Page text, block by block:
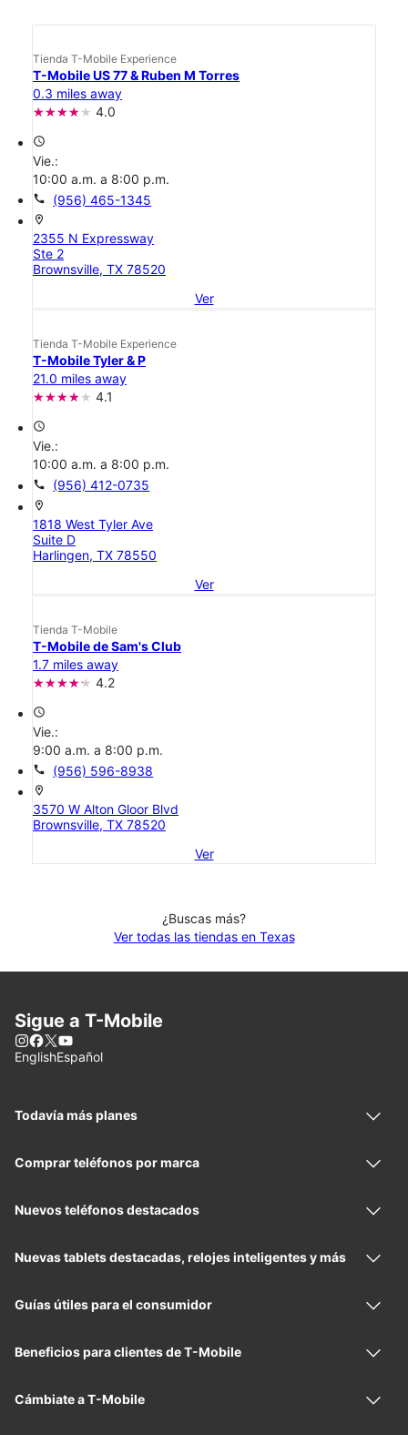
Tienda T-Mobile Experience
T-Mobile US 77 & Ruben M Torres
0.3 miles away
4.0
access_time
Vie.:
10:00 a.m. a 8:00 p.m.
call (956) 465-1345
location_on
2355 N Expressway
Ste 2
Brownsville, TX 78520
Ver
Tienda T-Mobile Experience
T-Mobile Tyler & P
21.0 miles away
4.1
access_time
Vie.:
10:00 a.m. a 8:00 p.m.
call (956) 412-0735
location_on
1818 West Tyler Ave
Suite D
Harlingen, TX 78550
Ver
Tienda T-Mobile
T-Mobile de Sam's Club
1.7 miles away
4.2
access_time
Vie.:
9:00 a.m. a 8:00 p.m.
call (956) 596-8938
location_on
3570 W Alton Gloor Blvd
Brownsville, TX 78520
Ver
¿Buscas más?
Ver todas las tiendas en Texas